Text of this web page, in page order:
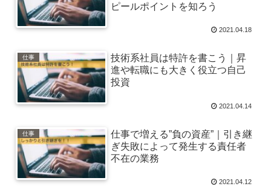
ピールポイントを知ろう
2021.04.18
仕事
技術系社員は特許を書こう｜昇
進や転職にも大きく役立つ自己
投資
2021.04.14
仕事
仕事で増える”負の資産”｜引き継
ぎ失敗によって発生する責任者
不在の業務
2021.04.12